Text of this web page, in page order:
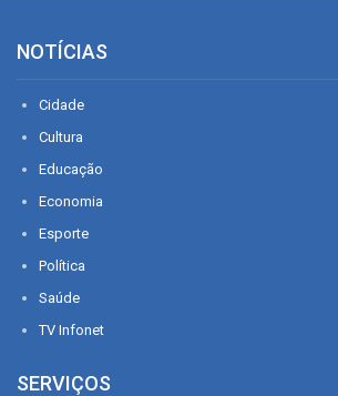
NOTÍCIAS
Cidade
Cultura
Educação
Economia
Esporte
Política
Saúde
TV Infonet
SERVIÇOS